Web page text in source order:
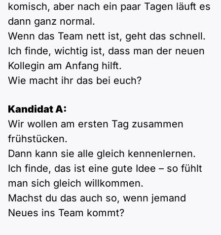
komisch, aber nach ein paar Tagen läuft es
dann ganz normal.
Wenn das Team nett ist, geht das schnell.
Ich finde, wichtig ist, dass man der neuen
Kollegin am Anfang hilft.
Wie macht ihr das bei euch?
Kandidat A:
Wir wollen am ersten Tag zusammen
frühstücken.
Dann kann sie alle gleich kennenlernen.
Ich finde, das ist eine gute Idee – so fühlt
man sich gleich willkommen.
Machst du das auch so, wenn jemand
Neues ins Team kommt?